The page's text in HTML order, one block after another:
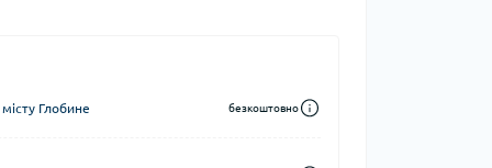
Глобине безкоштовно